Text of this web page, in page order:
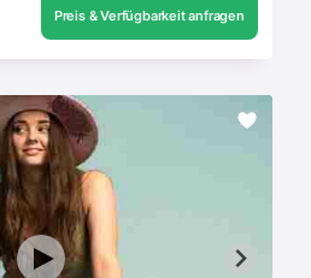
Preis & Verfügbarkeit anfragen